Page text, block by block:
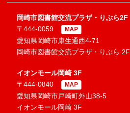
岡崎市図書館交流プラザ・りぶら2F
〒444-0059
MAP
愛知県岡崎市康生通西4-71
岡崎市図書館交流プラザ・りぶら 2F
イオンモール岡崎 3F
〒444-0840
MAP
愛知県岡崎市戸崎町外山38-5
イオンモール岡崎 3F